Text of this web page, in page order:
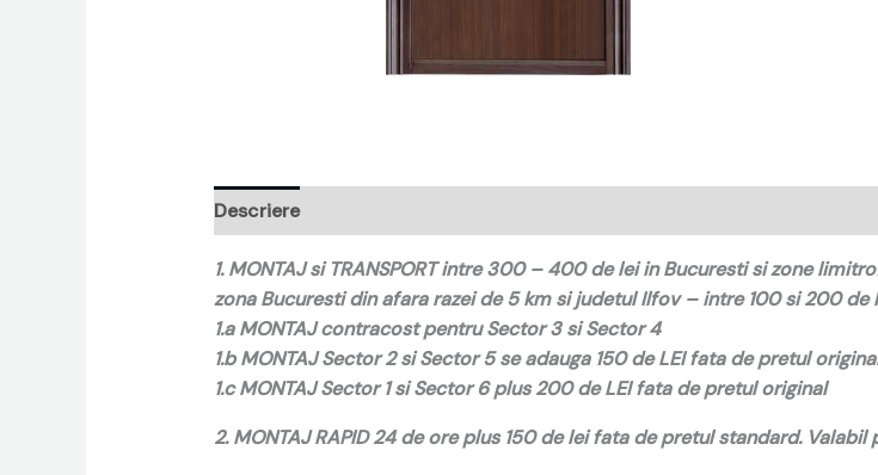
Descriere
1. MONTAJ si TRANSPORT intre 300 – 400 de lei in Bucuresti si zone
zona Bucuresti din afara razei de 5 km si judetul Ilfov – intre 100 si 200 de
1.a MONTAJ contracost pentru Sector 3 si Sector 4
1.b MONTAJ Sector 2 si Sector 5 se adauga 150 de LEI fata de pretul
1.c MONTAJ Sector 1 si Sector 6 plus 200 de LEI fata de pretul original
2. MONTAJ RAPID 24 de ore plus 150 de lei fata de pretul standard.